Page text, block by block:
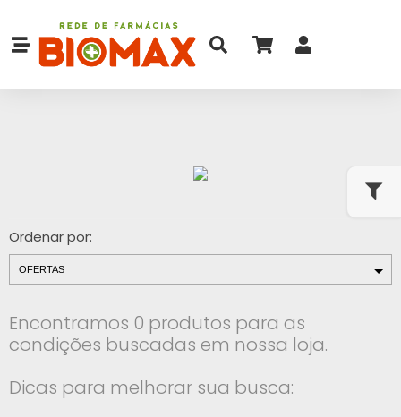
Ordenar por:
Encontramos 0 produtos para as
condições buscadas em nossa loja.
Dicas para melhorar sua busca: